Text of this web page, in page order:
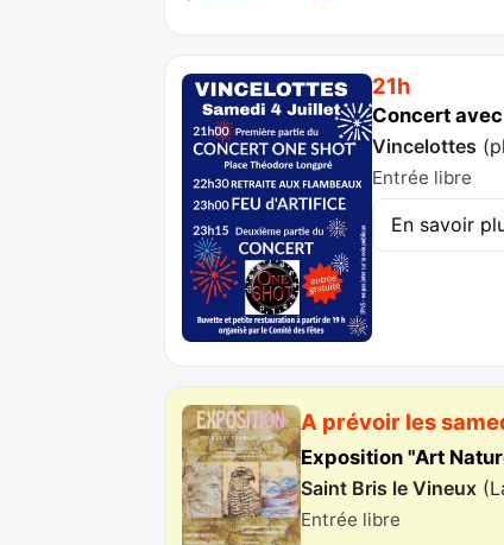
21h
Concert
Vincelottes (
Entrée libre
En savoir
A prévoir les
Exposition "Art
Saint Bris le Vineux (
Entrée libre